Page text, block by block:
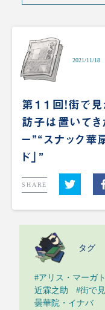
2021/11/18
第１１回！街で
訪子は置いて
ー”“スナック華
ド」”
SHARE
タグ
#アリス・マーガ
近霖之助
#街で
曇華院・イナバ